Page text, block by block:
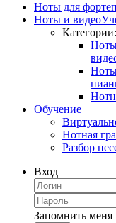
Ноты для
Ноты и видео
Категории:
Обучение
Нотная
Разбор
Вход
Запомнить меня